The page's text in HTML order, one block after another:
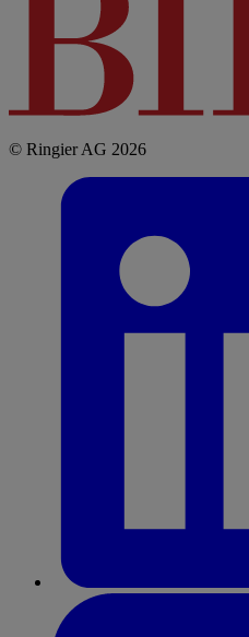
© Ringier AG 2026